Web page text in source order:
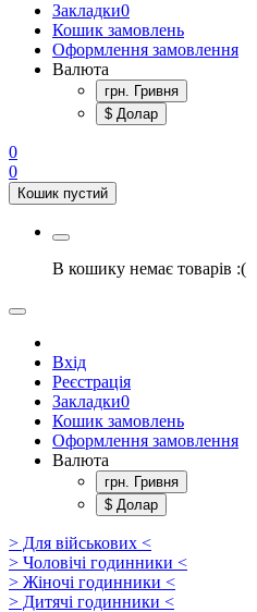
Закладки0
Кошик замовлень
Оформлення замовлення
Валюта
грн. Гривня
$ Долар
0
0
Кошик пустий
В кошику немає товарів :(
Вхід
Реєстрація
Закладки0
Кошик замовлень
Оформлення замовлення
Валюта
грн. Гривня
$ Долар
> Для військових <
> Чоловічі годинники <
> Жіночі годинники <
> Дитячі годинники <